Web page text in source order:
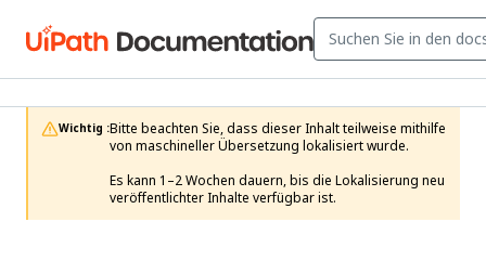
Wichtig :Bitte beachten Sie, dass dieser Inhalt teilweise mithilfe
von maschineller Übersetzung lokalisiert wurde.
Es kann 1–2 Wochen dauern, bis die Lokalisierung neu
veröffentlichter Inhalte verfügbar ist.